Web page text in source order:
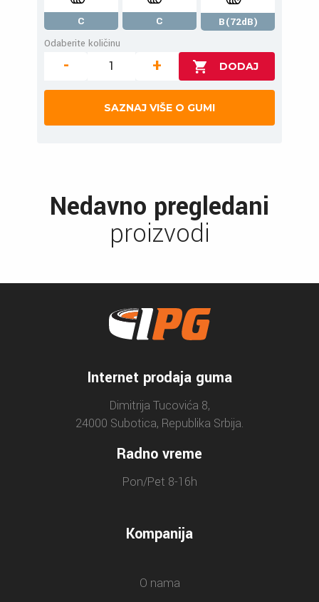
C C
B(72dB)
Odaberite količinu
- +
SAZNAJ VIŠE O GUMI
Nedavno pregledani
proizvodi
Internet prodaja guma
Dimitrija Tucovića 8,
24000 Subotica, Republika Srbija.
Radno vreme
Pon/Pet 8-16h
Kompanija
O nama